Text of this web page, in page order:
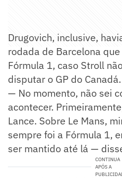
Drugovich, inclusive,
rodada de Barcelona
Fórmula 1, caso Stroll
disputar o GP do Canadá.
— No momento, não sei
acontecer.
Lance. Sobre Le Mans,
sempre foi a Fórmula 1,
ser mantido até lá —
CONTINUA
APÓS A